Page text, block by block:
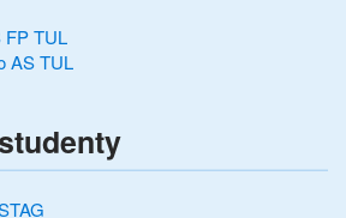
FP TUL
AS TUL